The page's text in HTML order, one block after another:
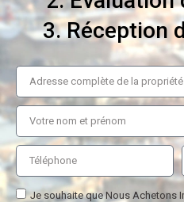
3. Réception
Je souhaite que Nous Achetons